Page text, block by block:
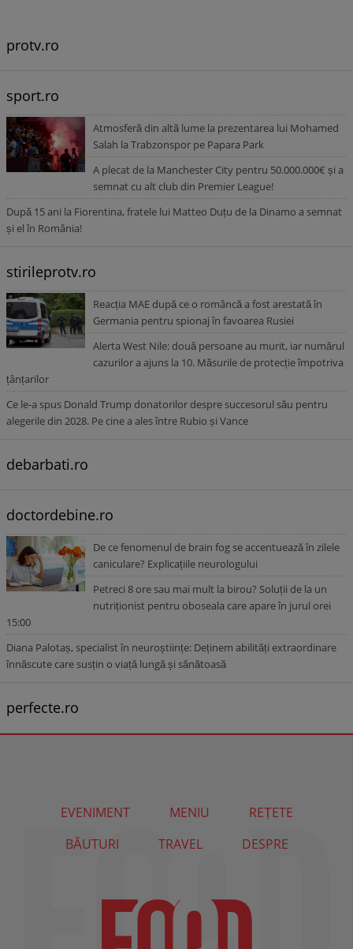
protv.ro
sport.ro
Atmosferă din altă lume la prezentarea lui Mohamed
Salah la Trabzonspor pe Papara Park
A plecat de la Manchester City pentru 50.000.000€ și a
semnat cu alt club din Premier League!
După 15 ani la Fiorentina, fratele lui Matteo Duțu de la Dinamo a semnat
și el în România!
stirileprotv.ro
Reacția MAE după ce o româncă a fost arestată în
Germania pentru spionaj în favoarea Rusiei
Alerta West Nile: două persoane au murit, iar numărul
cazurilor a ajuns la 10. Măsurile de protecție împotriva
țânțarilor
Ce le-a spus Donald Trump donatorilor despre succesorul său pentru
alegerile din 2028. Pe cine a ales între Rubio și Vance
debarbati.ro
doctordebine.ro
De ce fenomenul de brain fog se accentuează în zilele
caniculare? Explicațiile neurologului
Petreci 8 ore sau mai mult la birou? Soluții de la un
nutriționist pentru oboseala care apare în jurul orei
15:00
Diana Palotaș, specialist în neuroștiințe: Deținem abilități extraordinare
înnăscute care susțin o viață lungă și sănătoasă
perfecte.ro
EVENIMENT MENIU
REȚETE
BĂUTURI
TRAVEL DESPRE